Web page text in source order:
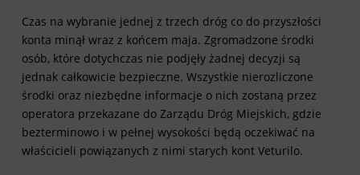
Czas na wybranie jednej z trzech dróg co do przyszłości
konta minął wraz z końcem maja. Zgromadzone środki
osób, które dotychczas nie podjęły żadnej decyzji są
jednak całkowicie bezpieczne. Wszystkie nierozliczone
środki oraz niezbędne informacje o nich zostaną przez
operatora przekazane do Zarządu Dróg Miejskich, gdzie
bezterminowo i w pełnej wysokości będą oczekiwać na
właścicieli powiązanych z nimi starych kont Veturilo.